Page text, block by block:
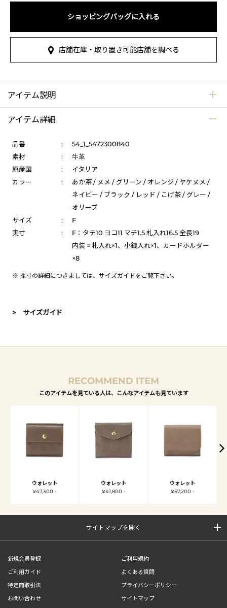
ショッピングバッグに入れる
店舗在庫・取り置き可能店舗を調べる
アイテム説明
アイテム詳細
品番 :
54_1_5472300840
素材
:
牛革
原産国
:
イタリア
カラー
:
あか茶 / ヌメ / グリーン / オレンジ / ヤケヌメ /
ネイビー / ブラック / レッド / こげ茶 / グレー /
オリーブ
サイズ
:
F
実寸
:
F：タテ10 ヨコ11 マチ1.5 札入れ16.5 全長19
内装 = 札入れ×1、小銭入れ×1、カードホルダー
×8
※ 採寸の詳細につきましては、 サイズガイドをご覧下さい。
> サイズガイド
RECOMMEND ITEM
このアイテムを見ている人は、こんなアイテムも見ています
ウォレット
¥47,300 -
ウォレット
¥41,800 -
ウォレット
¥57,200 -
サイトマップを開く
新規会員登録
ご利用規約
ご利用ガイド
よくある質問
特定商取引法
プライバシーポリシー
お問い合わせ
サイトマップ